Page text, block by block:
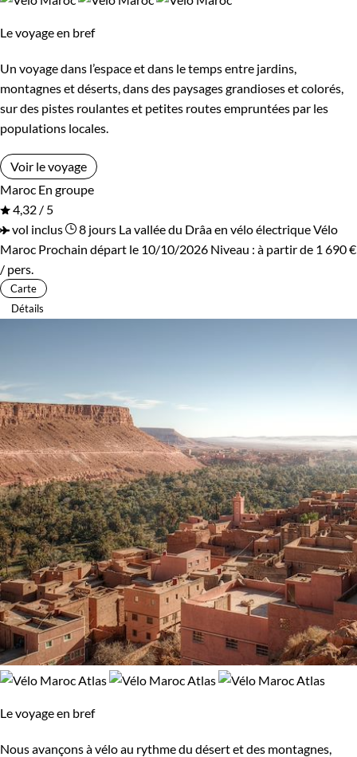
Le voyage en bref
Un voyage dans l’espace et dans le temps entre jardins,
montagnes et déserts, dans des paysages grandioses et colorés,
sur des pistes roulantes et petites routes empruntées par les
populations locales.
Voir le voyage
Maroc En groupe
4,32 / 5
vol inclus
8 jours La vallée du Drâa en vélo électriqueVélo
Maroc Prochain départ le 10/10/2026 Niveau : à partir de 1 690 €
/ pers.
Carte
Détails
Le voyage en bref
Nous avançons à vélo au rythme du désert et des montagnes,